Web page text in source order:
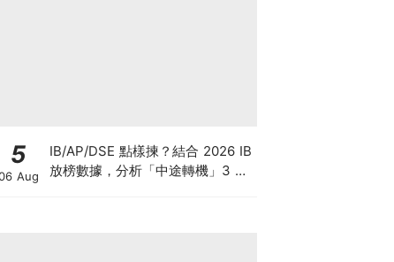
5
Aug
IB/AP/DSE 點樣揀？結合 2026 IB
放榜數據，分析「中途轉機」3 大